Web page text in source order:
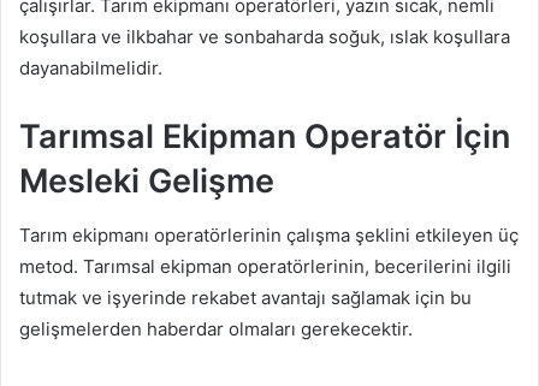
çalışırlar. Tarım ekipmanı operatörleri, yazın sıcak, nemli
koşullara ve ilkbahar ve sonbaharda soğuk, ıslak koşullara
dayanabilmelidir.
Tarımsal Ekipman Operatör İçin
Mesleki Gelişme
Tarım ekipmanı operatörlerinin çalışma şeklini etkileyen üç
metod. Tarımsal ekipman operatörlerinin, becerilerini ilgili
tutmak ve işyerinde rekabet avantajı sağlamak için bu
gelişmelerden haberdar olmaları gerekecektir.